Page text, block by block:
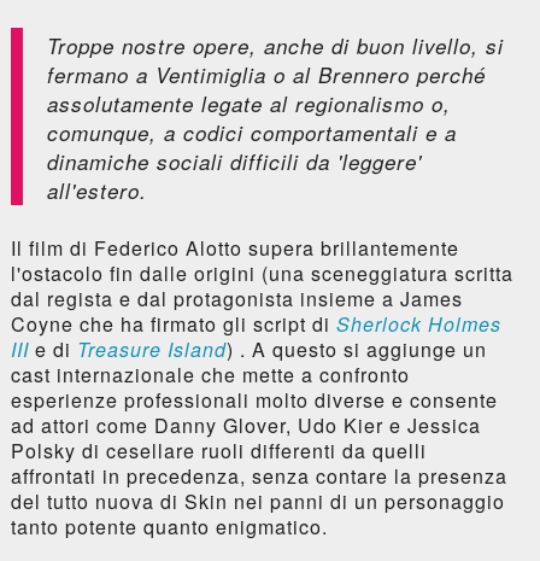
Troppe nostre opere, anche di buon livello, si
fermano a Ventimiglia o al Brennero perché
assolutamente legate al regionalismo o,
comunque, a codici comportamentali e a
dinamiche sociali difficili da 'leggere'
all'estero.
Il film di Federico Alotto supera brillantemente
l'ostacolo fin dalle origini (una sceneggiatura scritta
dal regista e dal protagonista insieme a James
Coyne che ha firmato gli script di Sherlock Holmes
IIIe di Treasure Island) . A questo si aggiunge un
cast internazionale che mette a confronto
esperienze professionali molto diverse e consente
ad attori come Danny Glover, Udo Kier e Jessica
Polsky di cesellare ruoli differenti da quelli
affrontati in precedenza, senza contare la presenza
del tutto nuova di Skin nei panni di un personaggio
tanto potente quanto enigmatico.